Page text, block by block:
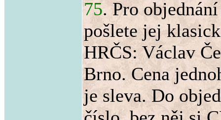
75. Pro
pošlete jej
HRČS: Václav
Brno. Cena
je sleva. Do